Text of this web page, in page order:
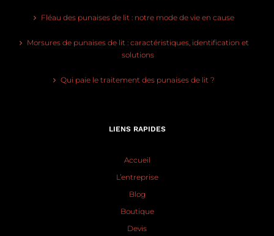
Fléau des punaises de lit : notre mode de vie en cause
Morsures de punaises de lit : caractéristiques, identification et
solutions
Qui paie le traitement des punaises de lit ?
LIENS RAPIDES
Accueil
L’entreprise
Blog
Boutique
Devis